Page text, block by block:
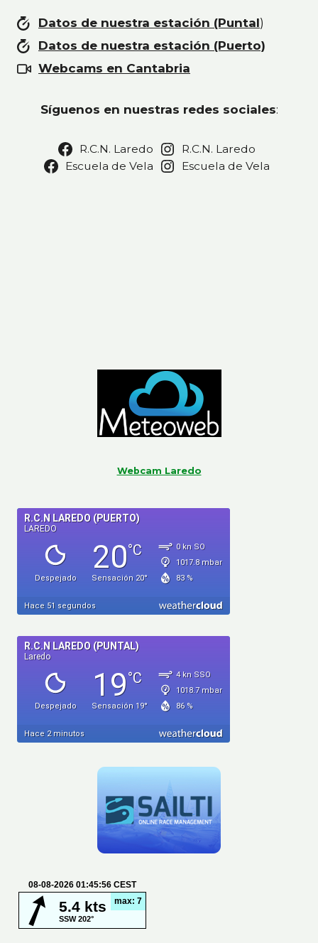
Datos de nuestra estación (Puntal)
Datos de nuestra estación (Puerto)
Webcams en Cantabria
Síguenos en nuestras redes sociales:
R.C.N. Laredo
R.C.N. Laredo
Escuela de Vela
Escuela de Vela
Webcam Laredo